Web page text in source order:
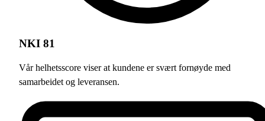
NKI 81
Vår helhetsscore viser at kundene er svært fornøyde med
samarbeidet og leveransen.